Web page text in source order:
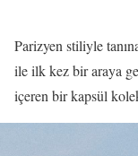
Parizyen stiliyle
ile ilk kez bir araya
içeren bir kapsül